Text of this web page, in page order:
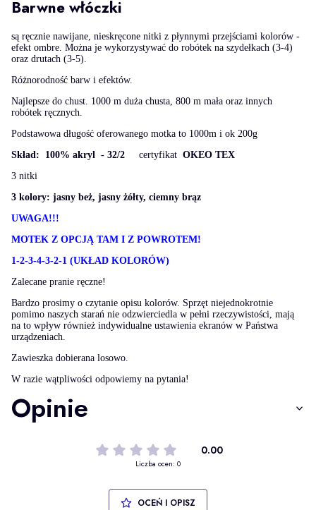
Barwne włóczki
są ręcznie nawijane, nieskręcone nitki z płynnymi przejściami kolorów -
efekt ombre. Można je wykorzystywać do robótek na szydełkach (3-4)
oraz drutach (3-5).
Różnorodność barw i efektów.
Najlepsze do chust. 1000 m duża chusta, 800 m mała oraz innych
robótek ręcznych.
Podstawowa długość oferowanego motka to 1000m i ok 200g
Skład: 100% akryl - 32/2
certyfikat OKEO TEX
3 nitki
3 kolory: jasny beż, jasny żółty, ciemny brąz
UWAGA!!!
MOTEK Z OPCJĄ TAM I Z POWROTEM!
1-2-3-4-3-2-1 (UKŁAD KOLORÓW)
Zalecane pranie ręczne!
Bardzo prosimy o czytanie opisu kolorów. Sprzęt niejednokrotnie
pomimo naszych starań nie odzwierciedla w pełni rzeczywistości, mają
na to wpływ również indywidualne ustawienia ekranów w Państwa
urządzeniach.
Zawieszka dobierana losowo.
W razie wątpliwości odpowiemy na pytania!
Opinie
0.00
Liczba ocen: 0
OCEŃ I OPISZ